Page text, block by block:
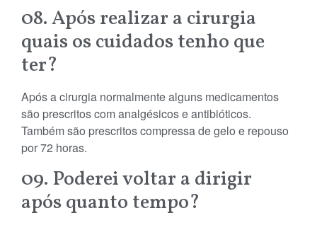
08. Após realizar a cirurgia
quais os cuidados tenho que
ter?
Após a cirurgia normalmente alguns medicamentos
são prescritos com analgésicos e antibióticos.
Também são prescritos compressa de gelo e repouso
por 72 horas.
09. Poderei voltar a dirigir
após quanto tempo?